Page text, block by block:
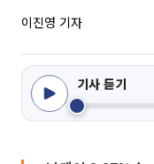
이진영 기자
기사 듣기